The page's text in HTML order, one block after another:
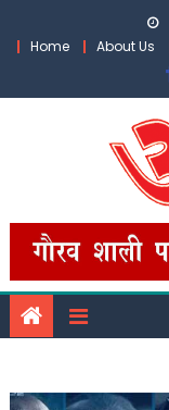
Home
About Us